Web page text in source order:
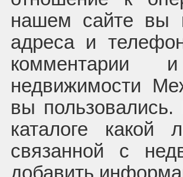
нашем сайте вы
адреса и
комментарии
недвижимости
вы
каталоге какой
связанной с